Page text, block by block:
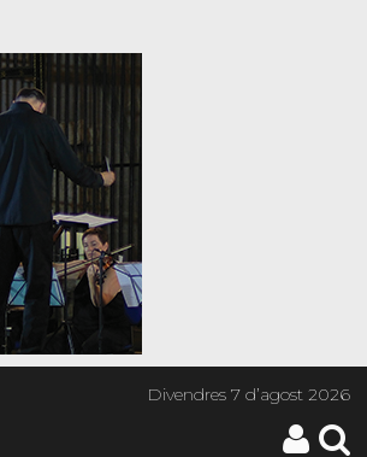
Divendres7 d’agost 2026